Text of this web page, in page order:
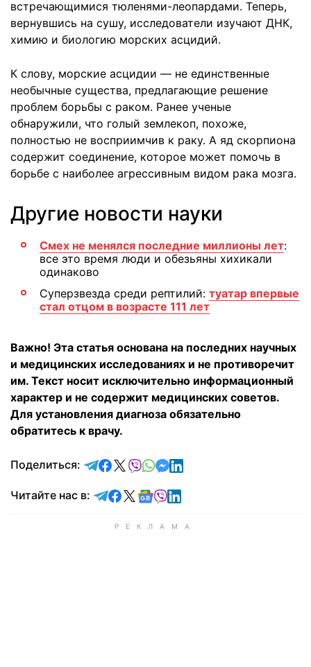
встречающимися тюленями-леопардами. Теперь,
вернувшись на сушу, исследователи изучают ДНК,
химию и биологию морских асцидий.
К слову, морские асцидии — не единственные
необычные существа, предлагающие решение
проблем борьбы с раком. Ранее ученые
обнаружили, что голый землекоп, похоже,
полностью не восприимчив к раку. А яд скорпиона
содержит соединение, которое может помочь в
борьбе с наиболее агрессивным видом рака мозга.
Другие новости науки
Смех не менялся последние миллионы лет:
все это время люди и обезьяны хихикали
одинаково
Суперзвезда среди рептилий: туатар впервые
стал отцом в возрасте 111 лет
Важно! Эта статья основана на последних научных
и медицинских исследованиях и не противоречит
им. Текст носит исключительно информационный
характер и не содержит медицинских советов.
Для установления диагноза обязательно
обратитесь к врачу.
Поделиться: отправить в Telegram
поделиться в Facebook
поделиться в X
отправить в Viber
отправить в Whatsapp
отправить в Messenger
отправить в LinkedIn
Читайте нас в: Читайте в Telegram
Читайте в Facebook
Читайте в X
Читайте в Google news
Читайте в Viber
Читайте в LinkedIn